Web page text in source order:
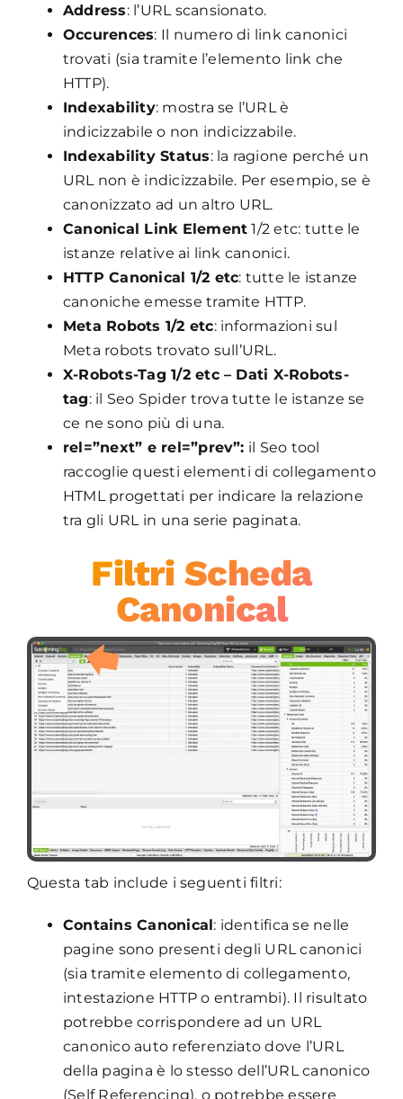
Address: l’URL scansionato.
Occurences: Il numero di link canonici
trovati (sia tramite l’elemento link che
HTTP).
Indexability: mostra se l’URL è
indicizzabile o non indicizzabile.
Indexability Status: la ragione perché un
URL non è indicizzabile. Per esempio, se è
canonizzato ad un altro URL.
Canonical Link Element 1/2 etc: tutte le
istanze relative ai link canonici.
HTTP Canonical 1/2 etc: tutte le istanze
canoniche emesse tramite HTTP.
Meta Robots 1/2 etc: informazioni sul
Meta robots trovato sull’URL.
X-Robots-Tag 1/2 etc – Dati X-Robots-
tag: il Seo Spider trova tutte le istanze se
ce ne sono più di una.
rel=”next” e rel=”prev”: il Seo tool
raccoglie questi elementi di collegamento
HTML progettati per indicare la relazione
tra gli URL in una serie paginata.
Filtri Scheda
Canonical
Questa tab include i seguenti filtri:
Contains Canonical: identifica se nelle
pagine sono presenti degli URL canonici
(sia tramite elemento di collegamento,
intestazione HTTP o entrambi). Il risultato
potrebbe corrispondere ad un URL
canonico auto referenziato dove l’URL
della pagina è lo stesso dell’URL canonico
(Self Referencing), o potrebbe essere